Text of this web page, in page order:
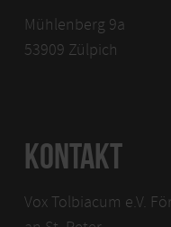
Mühlenberg 9a
53909 Zülpich
KONTAKT
Vox Tolbiacum e.V.